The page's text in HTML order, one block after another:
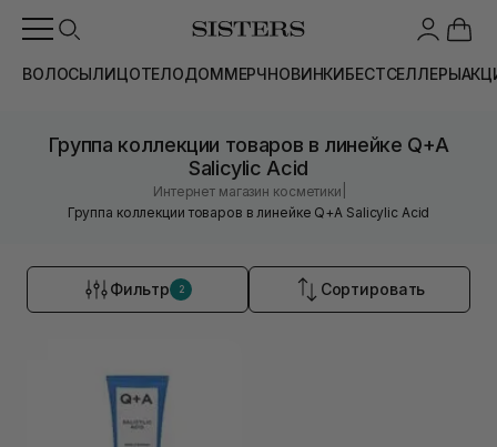
ВОЛОСЫЛИЦОТЕЛОДОММЕРЧНОВИНКИБЕСТСЕЛЛЕРЫ
Группа коллекции товаров в линейке Q+A
Salicylic Acid
Интернет магазин косметики
Группа коллекции товаров в линейке Q+A Salicylic Acid
Фильтр 2 Сортировать